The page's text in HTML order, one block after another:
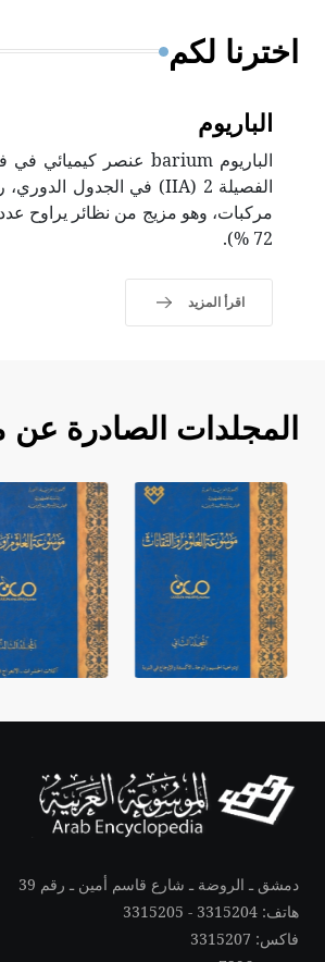
اخترنا لكم
الباريوم
72 %).
اقرأ المزيد
المجلدات الصادرة عن
دمشق ـ الروضة ـ شارع قاسم أمين ـ رقم 39
هاتف: 3315204 - 3315205
فاكس: 3315207